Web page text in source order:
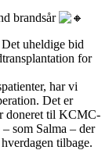
brandsår
uheldige bid
for
har vi
Det er
doneret til KCMC-
som Salma – der
tilbage.